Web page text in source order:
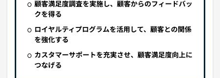
顧客満足度調査を実施し、顧客からのフィードバッ
クを得る
ロイヤルティプログラムを活用して、顧客との関係
を強化する
カスタマーサポートを充実させ、顧客満足度向上に
つなげる